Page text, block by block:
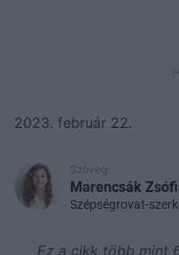
2023. február 22.
Szöveg:
Marencsák
Szépségrovat-
Ez a cikk több mint